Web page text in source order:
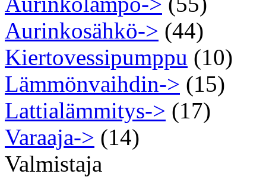
Aurinkosähkö-> (44)
Kiertovessipumppu (10)
Lämmönvaihdin-> (15)
Lattialämmitys-> (17)
Varaaja-> (14)
Valmistaja